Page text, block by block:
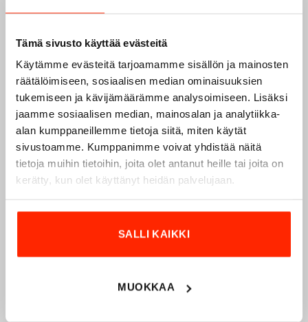
Tämä sivusto käyttää evästeitä
Käytämme evästeitä tarjoamamme sisällön ja mainosten
räätälöimiseen, sosiaalisen median ominaisuuksien
tukemiseen ja kävijämäärämme analysoimiseen. Lisäksi
jaamme sosiaalisen median, mainosalan ja analytiikka-
alan kumppaneillemme tietoja siitä, miten käytät
sivustoamme. Kumppanimme voivat yhdistää näitä
tietoja muihin tietoihin, joita olet antanut heille tai joita on
kerätty, kun olet käyttänyt heidän palvelujaan.
SALLI KAIKKI
MUOKKAA
Origopro – Suomalainen laatumerkki vuodesta
1975
ulkoiluvaatetukseen erikoistunut yritys, joka on toiminut
Origopro valmistaa laadukkaita vaatteita,
:n tuotteet on suunniteltu yhteistyössä käyttäjien
ja erikoisammattilaisten kanssa, joiden kokemus inspiroi